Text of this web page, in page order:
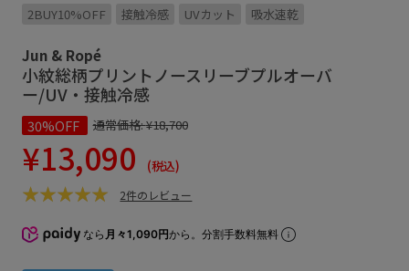
2BUY10%OFF 接触冷感 UVカット 吸水速乾
Jun & Ropé
小紋総柄プリントノースリーブプルオーバ
ー/UV・接触冷感
30%OFF 通常価格:¥18,700
¥13,090 (税込)
2件のレビュー
なら 月々1,090円から。分割手数料無料